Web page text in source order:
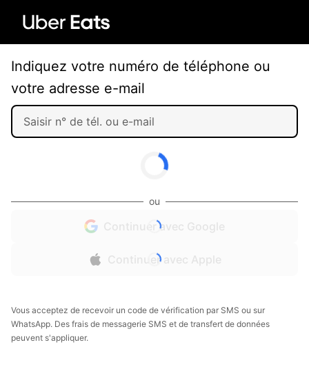
Indiquez votre numéro de téléphone ou
votre adresse e-mail
ou
Continuer avec Google
Continuer avec Apple
Vous acceptez de recevoir un code de vérification par SMS ou sur
WhatsApp. Des frais de messagerie SMS et de transfert de données
peuvent s'appliquer.